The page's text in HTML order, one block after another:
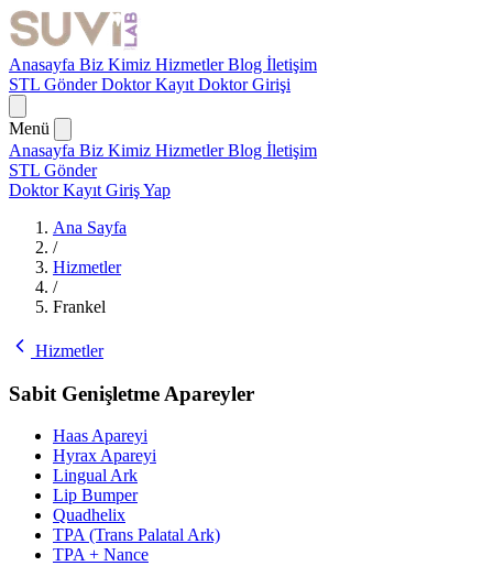
Anasayfa Biz Kimiz HizmetlerBlog İletişim
STL GönderDoktor Kayıt Doktor Girişi
Menü
Anasayfa Biz Kimiz HizmetlerBlog İletişim
STL Gönder
Doktor Kayıt Giriş Yap
Ana Sayfa
/
Hizmetler
/
Frankel
Hizmetler
Sabit Genişletme Apareyler
Haas Apareyi
Hyrax Apareyi
Lingual Ark
Lip Bumper
Quadhelix
TPA (Trans Palatal Ark)
TPA + Nance